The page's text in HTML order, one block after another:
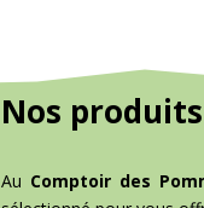
Nos
Au Comptoir des